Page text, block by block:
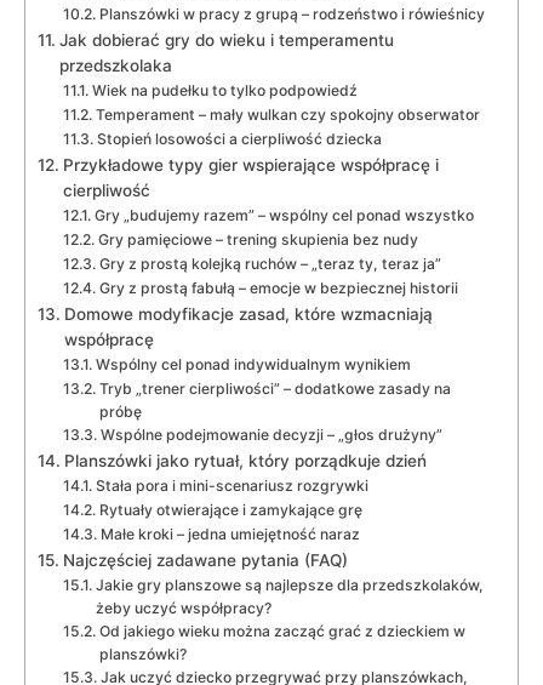
Planszówki w pracy z grupą – rodzeństwo i rówieśnicy
Jak dobierać gry do wieku i temperamentu
przedszkolaka
Wiek na pudełku to tylko podpowiedź
Temperament – mały wulkan czy spokojny obserwator
Stopień losowości a cierpliwość dziecka
Przykładowe typy gier wspierające współpracę i
cierpliwość
Gry „budujemy razem” – wspólny cel ponad wszystko
Gry pamięciowe – trening skupienia bez nudy
Gry z prostą kolejką ruchów – „teraz ty, teraz ja”
Gry z prostą fabułą – emocje w bezpiecznej historii
Domowe modyfikacje zasad, które wzmacniają
współpracę
Wspólny cel ponad indywidualnym wynikiem
Tryb „trener cierpliwości” – dodatkowe zasady na
próbę
Wspólne podejmowanie decyzji – „głos drużyny”
Planszówki jako rytuał, który porządkuje dzień
Stała pora i mini-scenariusz rozgrywki
Rytuały otwierające i zamykające grę
Małe kroki – jedna umiejętność naraz
Najczęściej zadawane pytania (FAQ)
Jakie gry planszowe są najlepsze dla przedszkolaków,
żeby uczyć współpracy?
Od jakiego wieku można zacząć grać z dzieckiem w
planszówki?
Jak uczyć dziecko przegrywać przy planszówkach,